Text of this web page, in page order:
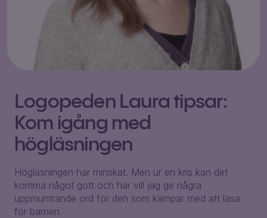
Logopeden Laura tipsar:
Kom igång med
högläsningen
Högläsningen har minskat. Men ur en kris kan det
komma något gott och här vill jag ge några
uppmuntrande ord för den som kämpar med att läsa
för barnen